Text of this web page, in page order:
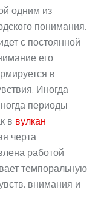
одним из
понимания.
с постоянной
его
в
Иногда
периоды
в вулкан
черта
работой
темпоральную
внимания и